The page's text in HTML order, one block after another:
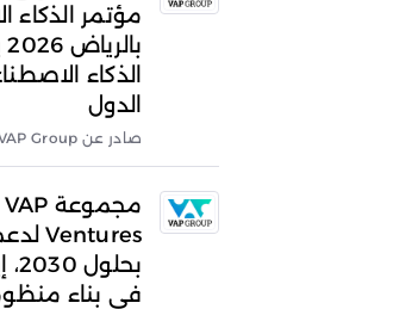
مؤتمر الذكاء
الذكاء
الدول
صادر عن VAP Group
في بناء